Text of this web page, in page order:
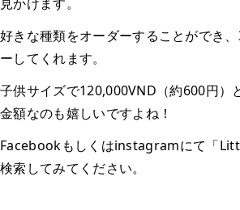
好きな種類をオーダーすることができ
ーしてくれます。
子供サイズで120,000VND（約600円）
金額なのも嬉しいですよね！
Facebookもしくはinstagramにて「
検索してみてください。